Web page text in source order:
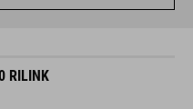
RILINK